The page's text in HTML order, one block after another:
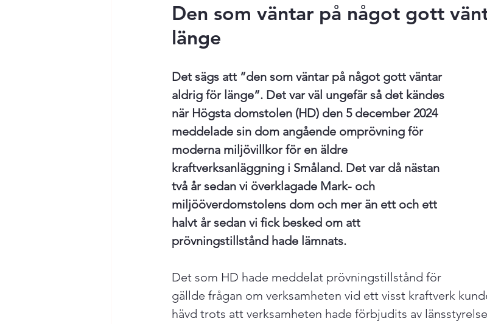
Den som väntar på något gott
länge
Det sägs att ”den som väntar på något gott väntar
aldrig för länge”. Det var väl ungefär så det kändes
när Högsta domstolen (HD) den 5 december 2024
meddelade sin dom angående omprövning för
moderna miljövillkor för en äldre
kraftverksanläggning i Småland. Det var då nästan
två år sedan vi överklagade Mark- och
miljööverdomstolens dom och mer än ett och ett
halvt år sedan vi fick besked om att
prövningstillstånd hade lämnats.
Det som HD hade meddelat prövningstillstånd för
gällde frågan om verksamheten vid ett visst kraftverk
hävd trots att verksamheten hade förbjudits av